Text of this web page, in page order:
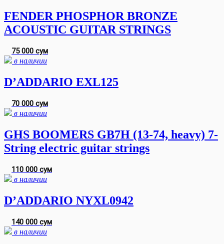
FENDER PHOSPHOR BRONZE
ACOUSTIC GUITAR STRINGS
75 000 сум
в наличии
D’ADDARIO EXL125
70 000 сум
в наличии
GHS BOOMERS GB7H (13-74, heavy) 7-
String electric guitar strings
110 000 сум
в наличии
D’ADDARIO NYXL0942
140 000 сум
в наличии